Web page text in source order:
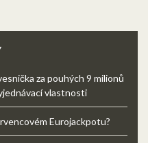
za pouhých 9 milionů
vlastnosti
Eurojackpotu?